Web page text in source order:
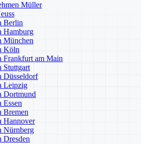
Müller
Berlin
Hamburg
München
Köln
Frankfurt am Main
Stuttgart
Düsseldorf
Leipzig
Dortmund
Essen
Bremen
Hannover
Nürnberg
Dresden